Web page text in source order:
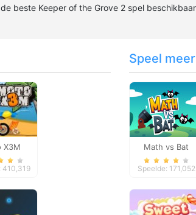
beste Keeper of the Grove 2 spel
X3M
410,319
Speel
Math vs Bat
Speelde: 171,052